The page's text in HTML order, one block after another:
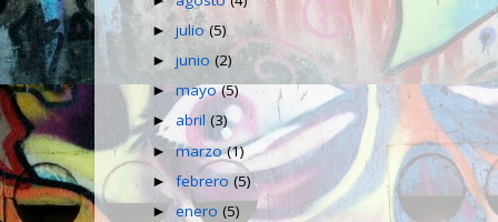
►julio(5)
►junio(2)
►mayo(5)
►abril(3)
►marzo(1)
►febrero(5)
►enero(5)